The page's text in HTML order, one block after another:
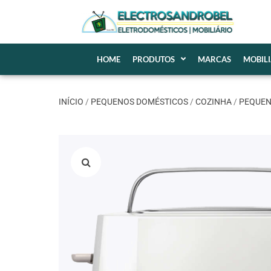
HOME PRODUTOS MARCAS
INÍCIO / PEQUENOS DOMÉSTICOS/ COZINHA/